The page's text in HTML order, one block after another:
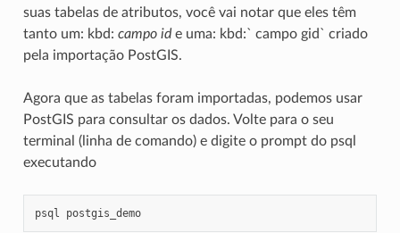
suas tabelas de atributos, você vai notar que eles têm
tanto um: kbd: campo ide uma: kbd:` campo gid` criado
pela importação PostGIS.
Agora que as tabelas foram importadas, podemos usar
PostGIS para consultar os dados. Volte para o seu
terminal (linha de comando) e digite o prompt do psql
executando
psql postgis_demo